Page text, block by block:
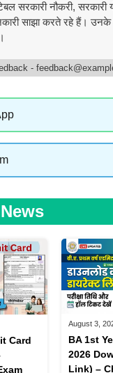
सरकारी नौकरी,
साझा करते रहे हैं।
-
Card
August 3,
BA 1st
2026
Link) –